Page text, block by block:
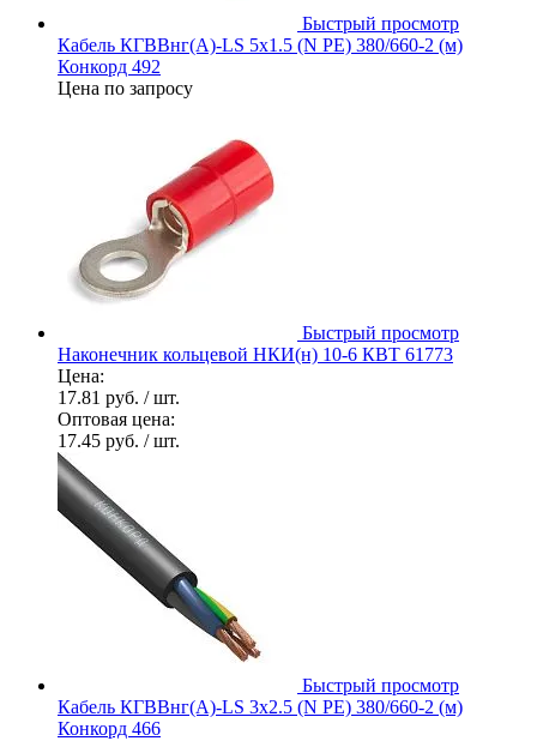
Быстрый просмотр
Кабель КГВВнг(А)-LS 5х1.5 (N PE) 380/660-2 (м)
Конкорд 492
Цена по запросу
Быстрый просмотр
Наконечник кольцевой НКИ(н) 10-6 КВТ 61773
Цена:
17.81 руб. / шт.
Оптовая цена:
17.45 руб. / шт.
Быстрый просмотр
Кабель КГВВнг(А)-LS 3х2.5 (N PE) 380/660-2 (м)
Конкорд 466